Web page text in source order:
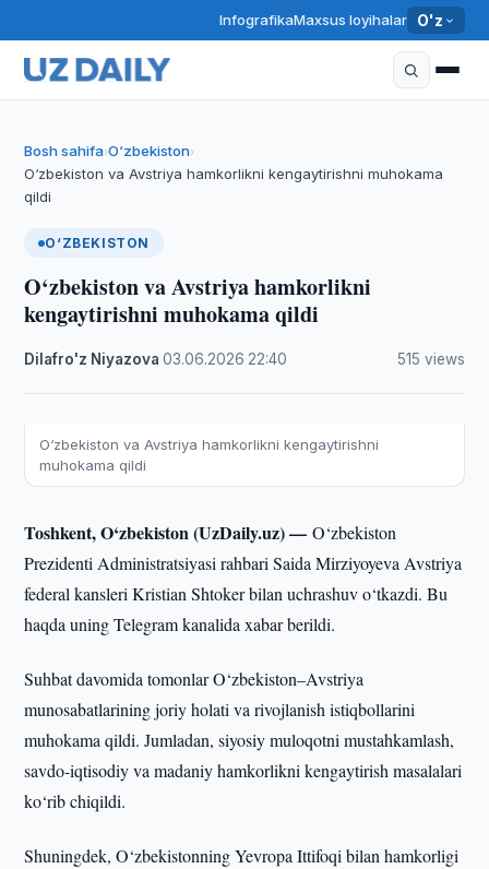
InfografikaMaxsus loyihalar O'z
Bosh sahifa›O‘zbekiston›
O‘zbekiston va Avstriya hamkorlikni kengaytirishni muhokama
qildi
O‘ZBEKISTON
O‘zbekiston va Avstriya hamkorlikni
kengaytirishni muhokama qildi
Dilafro'z Niyazova ·03.06.2026 22:40 515 views
O‘zbekiston va Avstriya hamkorlikni kengaytirishni
muhokama qildi
Toshkent, O‘zbekiston (UzDaily.uz) —O‘zbekiston
Prezidenti Administratsiyasi rahbari Saida Mirziyoyeva Avstriya
federal kansleri Kristian Shtoker bilan uchrashuv o‘tkazdi. Bu
haqda uning Telegram kanalida xabar berildi.
Suhbat davomida tomonlar O‘zbekiston–Avstriya
munosabatlarining joriy holati va rivojlanish istiqbollarini
muhokama qildi. Jumladan, siyosiy muloqotni mustahkamlash,
savdo-iqtisodiy va madaniy hamkorlikni kengaytirish masalalari
ko‘rib chiqildi.
Shuningdek, O‘zbekistonning Yevropa Ittifoqi bilan hamkorligi